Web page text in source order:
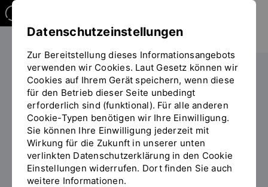
PERSONEN
Prof. Dipl.-Rhythm.,
Dipl.Musiklehrerin Renate Kühnel
(SoSe2026 im Praxissemester)
Musik- und Bewegungspädagogik
Datenschutzeinstellungen
Zur Bereitstellung dieses Informationsangebots
verwenden wir Cookies. Laut Gesetz können wir
Cookies auf Ihrem Gerät speichern, wenn diese
für den Betrieb dieser Seite unbedingt
erforderlich sind (funktional). Für alle anderen
Cookie-Typen benötigen wir Ihre Einwilligung.
Sie können Ihre Einwilligung jederzeit mit
Wirkung für die Zukunft in unserer unten
verlinkten Datenschutzerklärung in den Cookie
Einstellungen widerrufen. Dort finden Sie auch
weitere Informationen.